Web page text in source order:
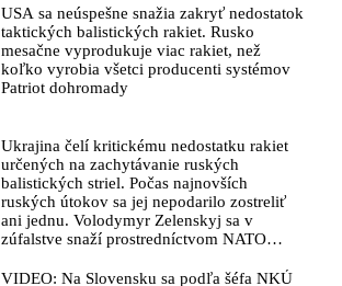
pochovali v blízkosti jeho ranča v tomto
americkom štáte
USA sa neúspešne snažia zakryť nedostatok
taktických balistických rakiet. Rusko
mesačne vyprodukuje viac rakiet, než
koľko vyrobia všetci producenti systémov
Patriot dohromady
Ukrajina čelí kritickému nedostatku rakiet
určených na zachytávanie ruských
balistických striel. Počas najnovších
ruských útokov sa jej nepodarilo zostreliť
ani jednu. Volodymyr Zelenskyj sa v
zúfalstve snaží prostredníctvom NATO
VIDEO: Na Slovensku sa podľa šéfa NKÚ